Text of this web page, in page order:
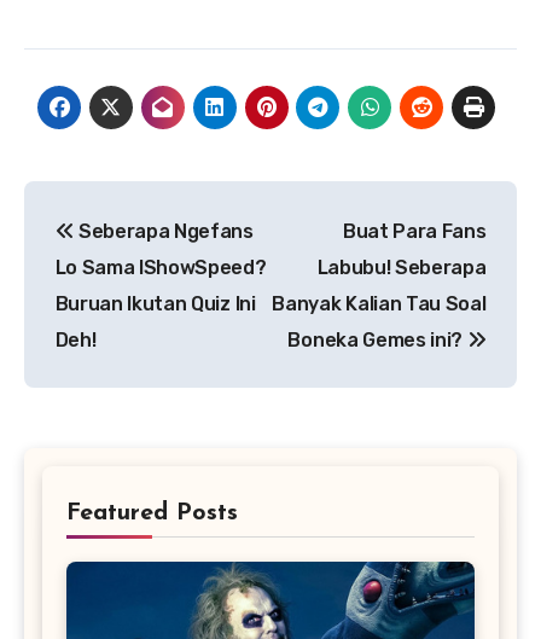
pos
Seberapa Ngefans
Lo Sama IShowSpeed?
Buruan Ikutan Quiz Ini
Deh!
Buat Para Fans
Labubu! Seberapa
Banyak Kalian Tau Soal
Boneka Gemes ini?
Featured Posts